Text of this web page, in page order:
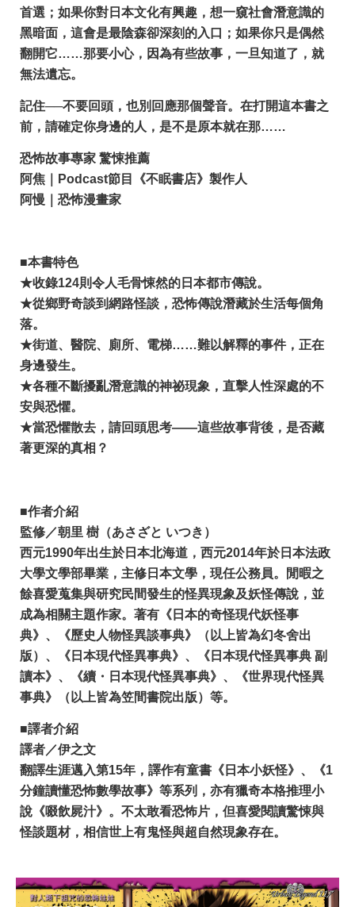
首選；如果你對日本文化有興趣，想一窺社會潛意識的
黑暗面，這會是最陰森卻深刻的入口；如果你只是偶然
翻開它……那要小心，因為有些故事，一旦知道了，就
無法遺忘。
記住──不要回頭，也別回應那個聲音。在打開這本書之
前，請確定你身邊的人，是不是原本就在那……
恐怖故事專家 驚悚推薦
阿焦｜Podcast節目《不眠書店》製作人
阿慢｜恐怖漫畫家
■本書特色
★收錄124則令人毛骨悚然的日本都市傳說。
★從鄉野奇談到網路怪談，恐怖傳說潛藏於生活每個角
落。
★街道、醫院、廁所、電梯……難以解釋的事件，正在
身邊發生。
★各種不斷擾亂潛意識的神祕現象，直擊人性深處的不
安與恐懼。
★當恐懼散去，請回頭思考——這些故事背後，是否藏
著更深的真相？
■作者介紹
監修／朝里 樹（あさざと いつき）
西元1990年出生於日本北海道，西元2014年於日本法政
大學文學部畢業，主修日本文學，現任公務員。閒暇之
餘喜愛蒐集與研究民間發生的怪異現象及妖怪傳說，並
成為相關主題作家。著有《日本的奇怪現代妖怪事
典》、《歷史人物怪異談事典》（以上皆為幻冬舍出
版）、《日本現代怪異事典》、《日本現代怪異事典 副
讀本》、《續・日本現代怪異事典》、《世界現代怪異
事典》（以上皆為笠間書院出版）等。
■譯者介紹
譯者／伊之文
翻譯生涯邁入第15年，譯作有童書《日本小妖怪》、《1
分鐘讀懂恐怖數學故事》等系列，亦有獵奇本格推理小
說《啜飲屍汁》。不太敢看恐怖片，但喜愛閱讀驚悚與
怪談題材，相信世上有鬼怪與超自然現象存在。